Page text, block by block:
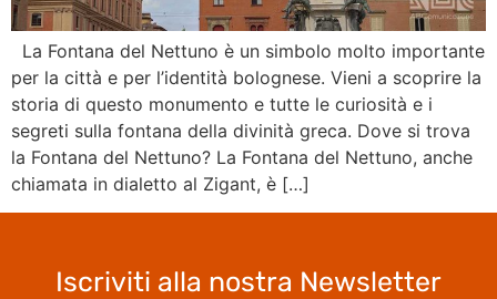
La Fontana del Nettuno è un simbolo molto importante
per la città e per l’identità bolognese. Vieni a scoprire la
storia di questo monumento e tutte le curiosità e i
segreti sulla fontana della divinità greca. Dove si trova
la Fontana del Nettuno? La Fontana del Nettuno, anche
chiamata in dialetto al Zigant, è […]
Iscriviti alla nostra Newsletter